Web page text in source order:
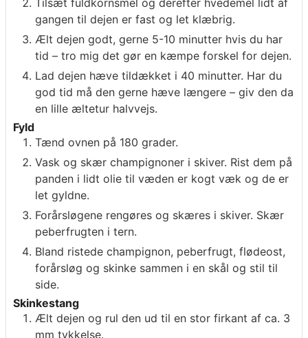
gangen til dejen er fast og let klæbrig.
Ælt dejen godt, gerne 5-10 minutter hvis du har
tid – tro mig det gør en kæmpe forskel for dejen.
Lad dejen hæve tildækket i 40 minutter. Har du
god tid må den gerne hæve længere – giv den da
en lille æltetur halvvejs.
Fyld
Tænd ovnen på 180 grader.
Vask og skær champignoner i skiver. Rist dem på
panden i lidt olie til væden er kogt væk og de er
let gyldne.
Forårsløgene rengøres og skæres i skiver. Skær
peberfrugten i tern.
Bland ristede champignon, peberfrugt, flødeost,
forårsløg og skinke sammen i en skål og stil til
side.
Skinkestang
Ælt dejen og rul den ud til en stor firkant af ca. 3
mm tykkelse.